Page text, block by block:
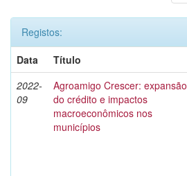
Registos:
Data
Título
2022-
09
Agroamigo Crescer: expansão
do crédito e impactos
macroeconômicos nos
municípios